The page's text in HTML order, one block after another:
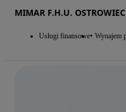
MIMAR F.H.U.
Usługi finansowe Wynajem